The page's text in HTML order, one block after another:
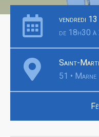
vendredi
de 18h30
Saint-
51 • Marne